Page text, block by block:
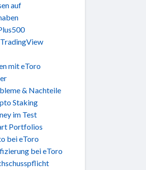
auf
mit eToro
& Nachteile
Staking
im Test
Portfolios
bei eToro
bei eToro